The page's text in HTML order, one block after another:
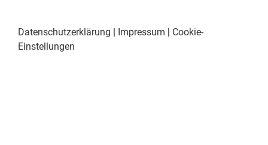
Datenschutzerklärung | Impressum | Cookie-
Einstellungen